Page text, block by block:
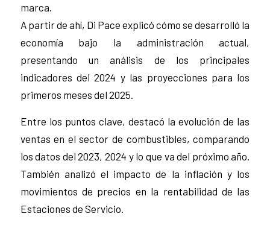
marca.
A partir de ahí, Di Pace explicó cómo se desarrolló la
economía bajo la administración actual,
presentando un análisis de los principales
indicadores del 2024 y las proyecciones para los
primeros meses del 2025.
Entre los puntos clave, destacó la evolución de las
ventas en el sector de combustibles, comparando
los datos del 2023, 2024 y lo que va del próximo año.
También analizó el impacto de la inflación y los
movimientos de precios en la rentabilidad de las
Estaciones de Servicio.